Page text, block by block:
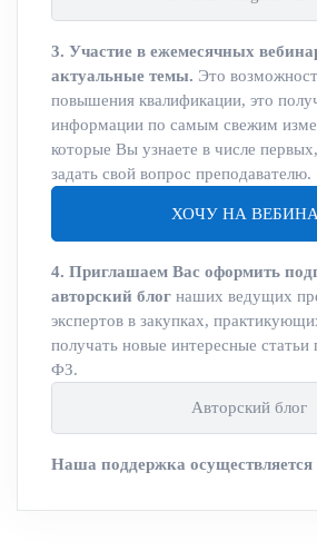
3. Участие в ежемесячных
актуальные темы. Это
повышения квалификации, это
информации по самым свежим
которые Вы узнаете в числе
задать свой вопрос преподавателю.
ХОЧУ НА
4. Приглашаем Вас оформить
авторский блог наших ведущих
экспертов в закупках,
получать новые интересные
ФЗ.
Авторский блог
Наша поддержка осуществляется